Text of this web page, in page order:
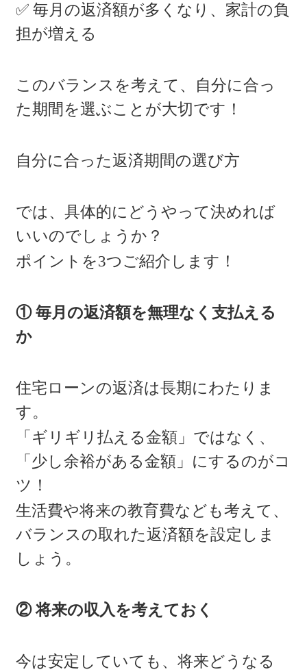
✅ 毎月の返済額が多くなり、家計の負
担が増える
このバランスを考えて、自分に合っ
た期間を選ぶことが大切です！
自分に合った返済期間の選び方
では、具体的にどうやって決めれば
いいのでしょうか？
ポイントを3つご紹介します！
① 毎月の返済額を無理なく支払える
か
住宅ローンの返済は長期にわたりま
す。
「ギリギリ払える金額」ではなく、
「少し余裕がある金額」にするのがコ
ツ！
生活費や将来の教育費なども考えて、
バランスの取れた返済額を設定しま
しょう。
② 将来の収入を考えておく
今は安定していても、将来どうなる